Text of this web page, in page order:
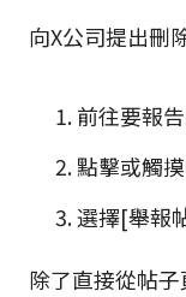
向X公司提出刪
前往要報
點擊或觸
選擇[舉報
除了直接從帖